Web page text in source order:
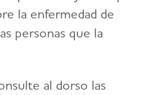
la enfermedad de
personas que la
al dorso las